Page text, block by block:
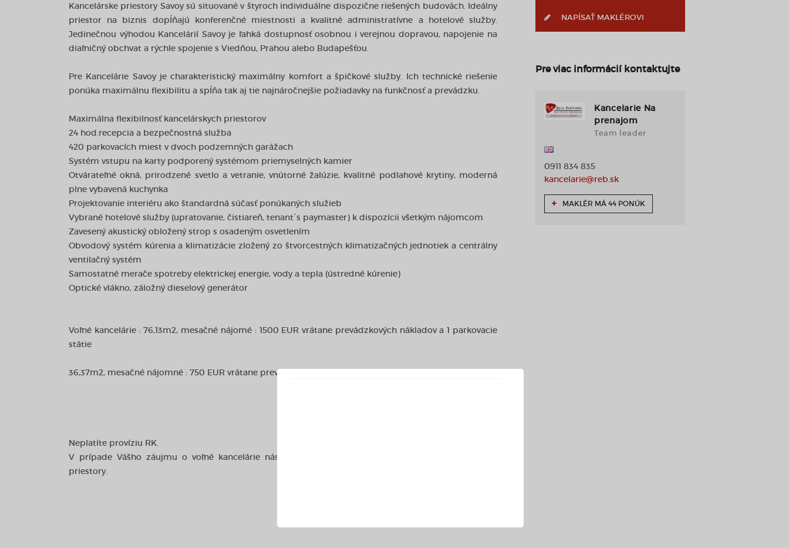
Kancelárske priestory Savoy sú situované v štyroch individuálne dispozične riešených budovách. Ideálny
priestor na biznis dopĺňajú konferenčné miestnosti a kvalitné administratívne a hotelové služby.
Jedinečnou výhodou Kancelárií Savoy je ľahká dostupnosť osobnou i verejnou dopravou, napojenie na
diaľničný obchvat a rýchle spojenie s Viedňou, Prahou alebo Budapešťou.
Pre Kancelárie Savoy je charakteristický maximálny komfort a špičkové služby. Ich technické riešenie
ponúka maximálnu flexibilitu a spĺňa tak aj tie najnáročnejšie požiadavky na funkčnosť a prevádzku.
Maximálna flexibilnosť kancelárskych priestorov
24 hod.recepcia a bezpečnostná služba
420 parkovacích miest v dvoch podzemných garážach
Systém vstupu na karty podporený systémom priemyselných kamier
Otvárateľné okná, prirodzené svetlo a vetranie, vnútorné žalúzie, kvalitné podlahové krytiny, moderná
plne vybavená kuchynka
Projektovanie interiéru ako štandardná súčasť ponúkaných služieb
Vybrané hotelové služby (upratovanie, čistiareň, tenant´s paymaster) k dispozícii všetkým nájomcom
Zavesený akustický obložený strop s osadeným osvetlením
Obvodový systém kúrenia a klimatizácie zložený zo štvorcestných klimatizačných jednotiek a centrálny
ventilačný systém
Samostatné merače spotreby elektrickej energie, vody a tepla (ústredné kúrenie)
Optické vlákno, záložný dieselový generátor
Voľné kancelárie : 76,13m2, mesačné nájomé : 1500 EUR vrátane prevádzkových nákladov a 1 parkovacie
státie
36,37m2, mesačné nájomné : 750 EUR vrátane prevádzkových nákladov a 1 parkovacie státie
Neplatíte províziu RK.
V prípade Vášho záujmu o voľné kancelárie nás kontaktujte, môžeme Vám ponúknuť aj iné voľné
priestory.
NAPÍSAŤ MAKLÉROVI
Pre viac informácií kontaktujte
Kancelarie Na
prenajom
Team leader
0911 834 835
kancelarie@reb.sk
MAKLÉR MÁ 44 PONÚK